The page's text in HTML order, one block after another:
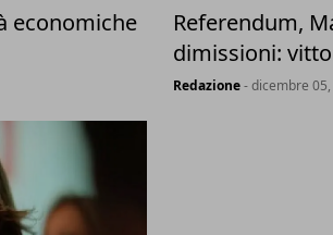
economiche
Referendum,
dimissioni:
Redazione- dicembre